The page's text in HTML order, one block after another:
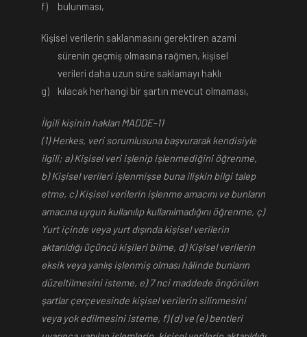
f)
bulunması,
g)
Kişisel verilerin saklanmasını gerektiren azami
sürenin geçmiş olmasına rağmen, kişisel
verileri daha uzun süre saklamayı haklı
kılacak herhangi bir şartın mevcut olmaması,
İlgili kişinin hakları MADDE-11
(1) Herkes, veri sorumlusuna başvurarak kendisiyle
ilgili; a) Kişisel veri işlenip işlenmediğini öğrenme,
b) Kişisel verileri işlenmişse buna ilişkin bilgi talep
etme, c) Kişisel verilerin işlenme amacını ve bunların
amacına uygun kullanılıp kullanılmadığını öğrenme, ç)
Yurt içinde veya yurt dışında kişisel verilerin
aktarıldığı üçüncü kişileri bilme, d) Kişisel verilerin
eksik veya yanlış işlenmiş olması hâlinde bunların
düzeltilmesini isteme, e) 7 nci maddede öngörülen
şartlar çerçevesinde kişisel verilerin silinmesini
veya yok edilmesini isteme, f) (d) ve (e) bentleri